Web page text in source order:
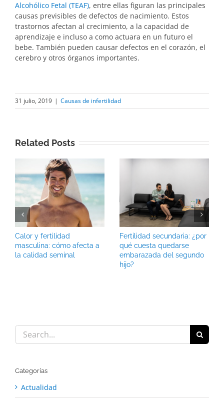
Alcohólico Fetal (TEAF), entre ellas figuran las principales
causas previsibles de defectos de nacimiento. Estos
trastornos afectan al crecimiento, a la capacidad de
aprendizaje e incluso a como actuara en un futuro el
bebe. También pueden causar defectos en el corazón, el
cerebro y otros órganos importantes.
31 julio, 2019 | Causas de infertilidad
Related Posts
Calor y fertilidad
masculina: cómo afecta a
la calidad seminal
Fertilidad secundaria: ¿por
qué cuesta quedarse
embarazada del segundo
hijo?
Search
for:
Categorías
Actualidad